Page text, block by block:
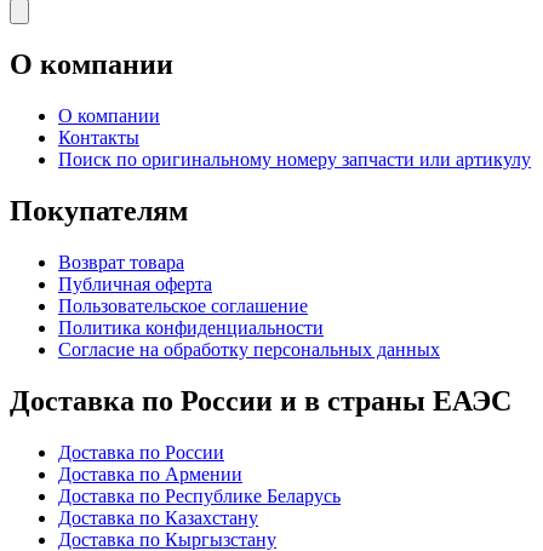
О компании
О компании
Контакты
Поиск по оригинальному номеру запчасти или артикулу
Покупателям
Возврат товара
Публичная оферта
Пользовательское соглашение
Политика конфиденциальности
Согласие на обработку персональных данных
Доставка по России и в страны ЕАЭС
Доставка по России
Доставка по Армении
Доставка по Республике Беларусь
Доставка по Казахстану
Доставка по Кыргызстану